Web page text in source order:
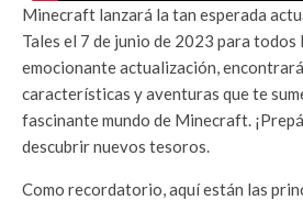
Minecraft lanzará la tan esperada
Tales el 7 de junio de 2023 para todos
emocionante actualización,
características y aventuras que te
fascinante mundo de Minecraft.
descubrir nuevos tesoros.
Como recordatorio, aquí están las